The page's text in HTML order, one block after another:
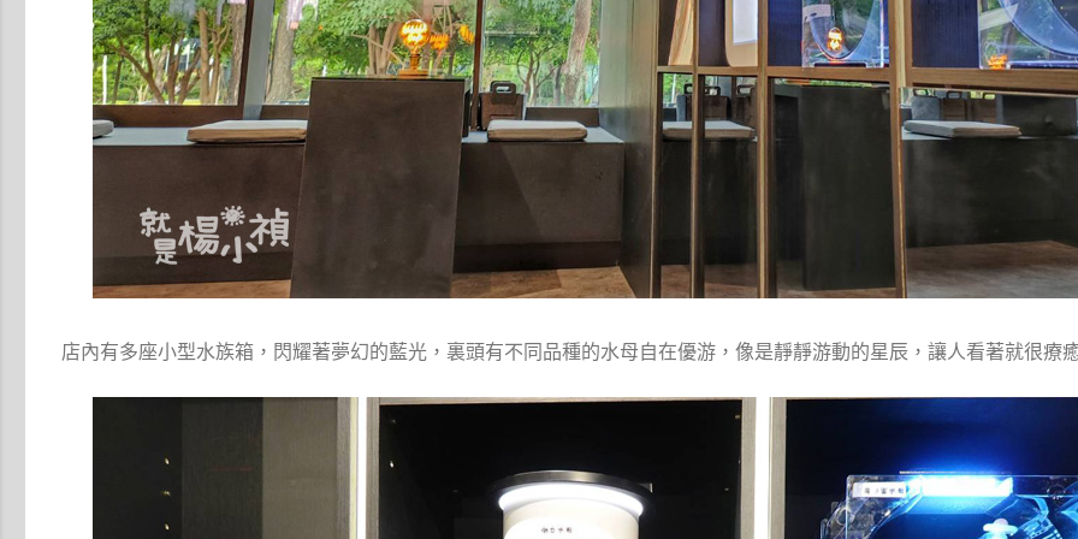
店內有多座小型水族箱，閃耀著夢幻的藍光，裏頭有不同品種的水母自在優游，像是靜靜游動的星辰，讓人看著就很療